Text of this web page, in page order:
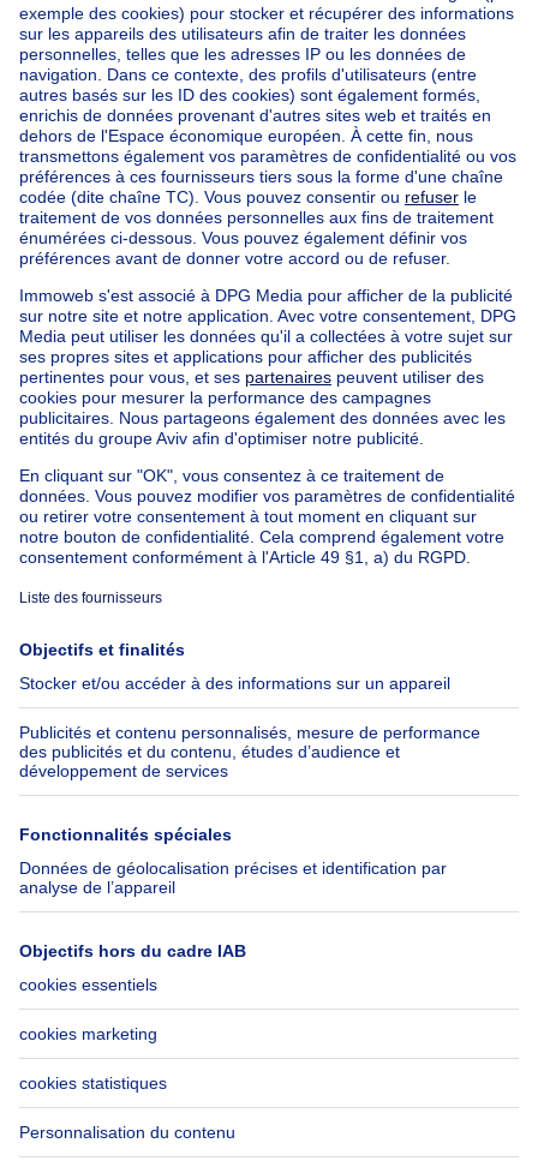
Accueil Belgique
Bruxelles (province)
Bruxelles (arrondissement)
Acheter votre maison à Jette
Nos maisons hors de la Belgique
Maison à vendre France
Maison à vendre Espagne
Maison à vendre Italie
Maison à vendre Luxembourg
Maison à vendre Pays-bas
Nos biens pas chèrsMaison à vendre pas cher
Appartements à louer pas cher
Nos biens à louer avec chambres
Appartement à vendre avec 3 chambres
Maison à vendre avec 3 chambres
Appartement à louer avec 3 chambres
Maison à louer avec 3 chambres
Appartement à louer avec 3 chambres Bruxelles-ville
À propos
Immoweb
Presse
Emplois
Groupe Axel Springer
SeLoger.com
Immowelt.de
Outils
Belfius
Assurances
Check-list déménagement
Aide
FAQ
Accessibilité
Contactez-nous
Suivez-nous
LinkedIn
Immoweb SA © 2026 - Tous droits réservés
Conditions d'utilisation Gestion des cookies
Vie privée
Règles de fonctionnement et de classement